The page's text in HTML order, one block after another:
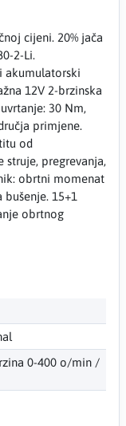
cijeni. 20% jača
2-Li.
akumulatorski
12V 2-brzinska
30 Nm,
primjene.
od
pregrevanja,
obrtni momenat
15+1
obrtnog
0-400 o/min /